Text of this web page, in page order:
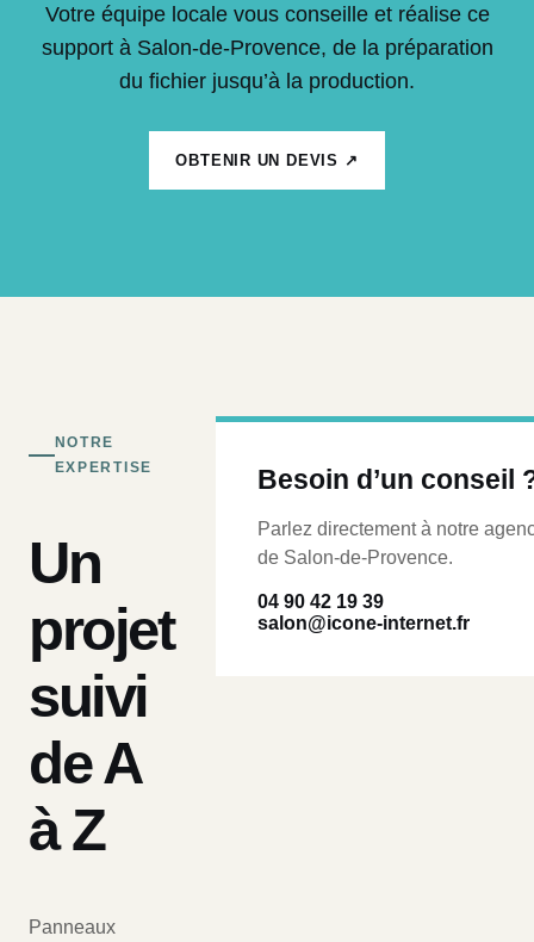
Votre équipe locale vous conseille et réalise ce
support à Salon-de-Provence, de la préparation
du fichier jusqu’à la production.
OBTENIR UN DEVIS ↗
NOTRE
EXPERTISE
Un
projet
suivi
de A
à Z
Panneaux
Besoin d’un conseil
Parlez directement à notre
de Salon-de-Provence.
04 90 42 19 39
salon@icone-internet.fr